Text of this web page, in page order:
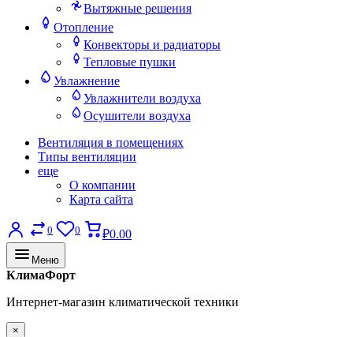
Вытяжные решения
Отопление
Конвекторы и радиаторы
Тепловые пушки
Увлажнение
Увлажнители воздуха
Осушители воздуха
Вентиляция в помещениях
Типы вентиляции
еще
О компании
Карта сайта
0 0 ₽0.00
Меню
КлимаФорт
Интернет-магазин климатической техники
×